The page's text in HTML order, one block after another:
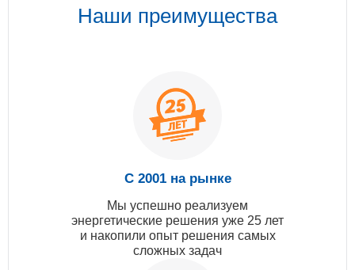
Наши преимущества
С 2001 на рынке
Мы успешно реализуем
энергетические решения уже 25 лет
и накопили опыт решения самых
сложных задач